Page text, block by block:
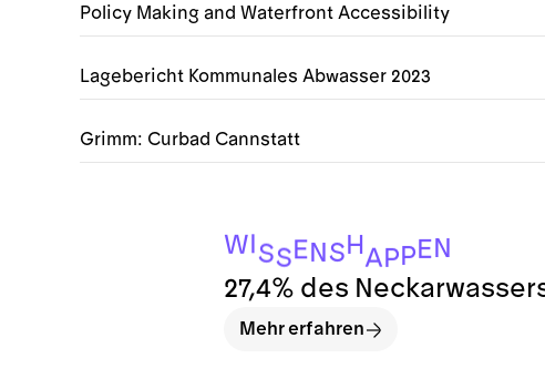
Policy Making and Waterfront Accessibility
Lagebericht Kommunales Abwasser 2023
Grimm: Curbad Cannstatt
WISSE N SHAPP EN
27,4% des
Mehr erfahren